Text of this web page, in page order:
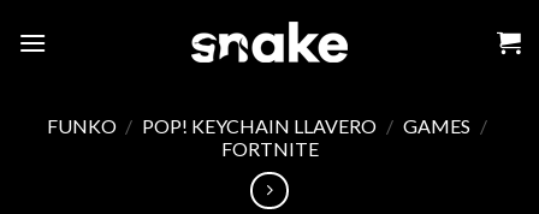
FUNKO / POP! KEYCHAIN LLAVERO / GAMES /
FORTNITE